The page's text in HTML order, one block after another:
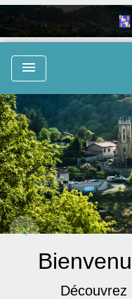
menu
Découvrez
chevron_leftPrevious